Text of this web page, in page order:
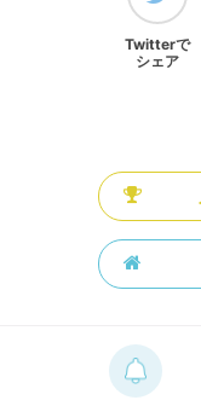
Twitterで
シェア